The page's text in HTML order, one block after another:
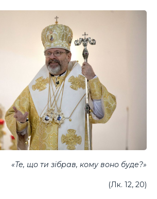
«Те, що ти зібрав, кому воно буде?»
(Лк. 12, 20)